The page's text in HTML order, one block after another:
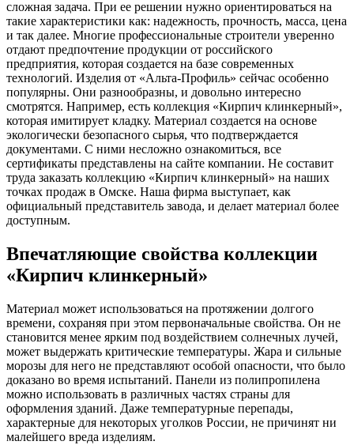
сложная задача. При ее решении нужно ориентироваться на
такие характеристики как: надежность, прочность, масса, цена
и так далее. Многие профессиональные строители уверенно
отдают предпочтение продукции от российского
предприятия, которая создается на базе современных
технологий. Изделия от «Альта-Профиль» сейчас особенно
популярны. Они разнообразны, и довольно интересно
смотрятся. Например, есть коллекция «Кирпич клинкерный»,
которая имитирует кладку. Материал создается на основе
экологически безопасного сырья, что подтверждается
документами. С ними несложно ознакомиться, все
сертификаты представлены на сайте компании. Не составит
труда заказать коллекцию «Кирпич клинкерный» на наших
точках продаж в Омске. Наша фирма выступает, как
официальный представитель завода, и делает материал более
доступным.
Впечатляющие свойства коллекции
«Кирпич клинкерный»
Материал может использоваться на протяжении долгого
времени, сохраняя при этом первоначальные свойства. Он не
становится менее ярким под воздействием солнечных лучей,
может выдержать критические температуры. Жара и сильные
морозы для него не представляют особой опасности, что было
доказано во время испытаний. Панели из полипропилена
можно использовать в различных частях страны для
оформления зданий. Даже температурные перепады,
характерные для некоторых уголков России, не причинят ни
малейшего вреда изделиям.